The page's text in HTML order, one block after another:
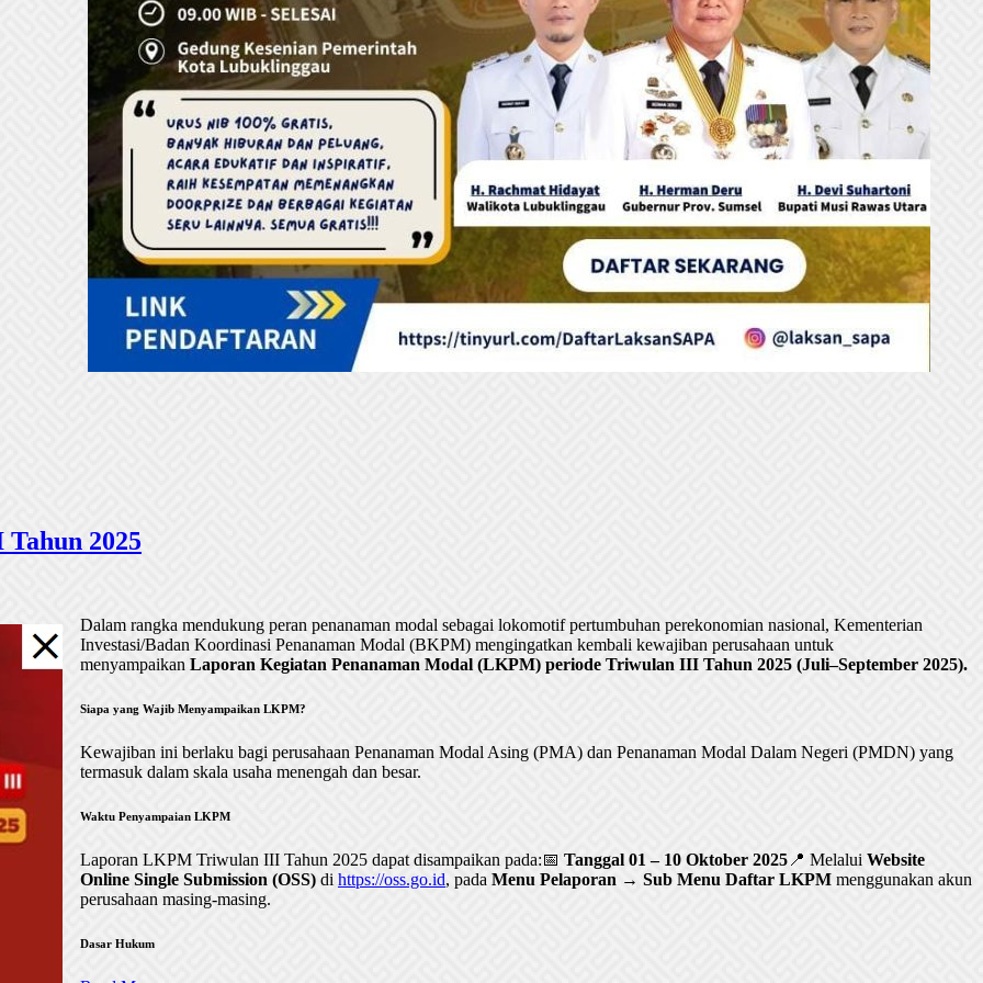
2025
Dalam rangka mendukung peran penanaman modal sebagai lokomotif pertumbuhan perekonomian nasional, Kementerian
Investasi/Badan Koordinasi Penanaman Modal (BKPM) mengingatkan kembali kewajiban perusahaan untuk
menyampaikan Laporan Kegiatan Penanaman Modal (LKPM) periode Triwulan III Tahun 2025 (Juli–September 2025).
Siapa yang Wajib Menyampaikan LKPM?
Kewajiban ini berlaku bagi perusahaan Penanaman Modal Asing (PMA) dan Penanaman Modal Dalam Negeri (PMDN) yang
termasuk dalam skala usaha menengah dan besar.
Waktu Penyampaian LKPM
Laporan LKPM Triwulan III Tahun 2025 dapat disampaikan pada:📅 Tanggal 01 – 10 Oktober 2025 📍 Melalui Website
Online Single Submission (OSS) di https://oss.go.id, pada Menu Pelaporan → Sub Menu Daftar LKPM menggunakan akun
perusahaan masing-masing.
Dasar Hukum